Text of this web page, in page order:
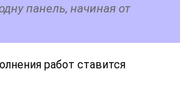
панель, начиная от
работ ставится